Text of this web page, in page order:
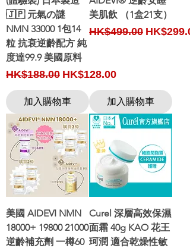
🇯🇵 元氣の謎
NMN 33000 1包14
粒 抗衰逆齡配方 純
度達99.9 美國原料
Regular Price
HK$188.00 Sale Price
HK$128.00
加入購物車
美肌飲 （1盒21支）
Regular Price
HK$499.00 Sale Price
加入購物車
美國 AIDEVI NMN
18000+ 19800 21000
逆齡補充劑 一樽60
Curel 深層高效保濕
面霜 40g KAO 花王
珂潤 適合乾燥性敏